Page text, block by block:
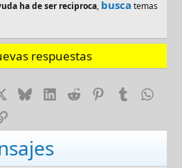
ha de ser reciproca, busca temas
respuestas
BlueskyLinkedIn
RedditPinterest
Tumblr
Enlace